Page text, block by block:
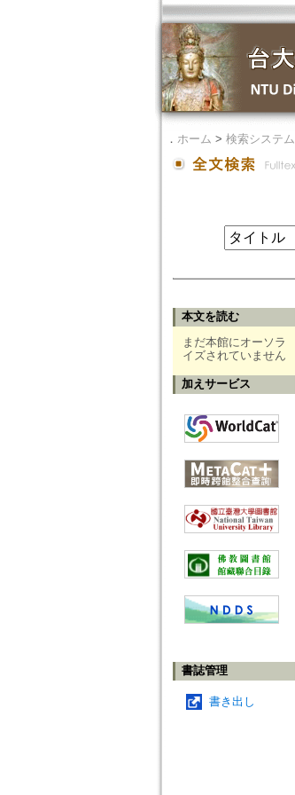
． ホーム > 検索システム
本文を読む
まだ本館にオーソラ
イズされていません
加えサービス
書誌管理
書き出し